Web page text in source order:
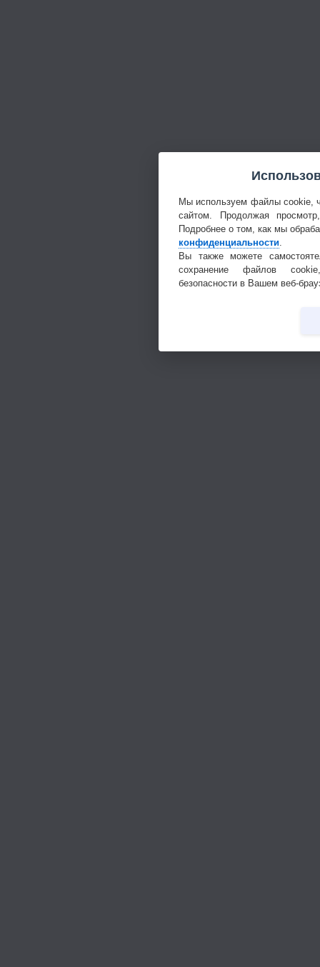
Мы используем файлы cookie,
сайтом. Продолжая
Подробнее о том, как мы
конфиденциальности
Вы также можете
сохранение файлов
безопасности в Вашем веб-